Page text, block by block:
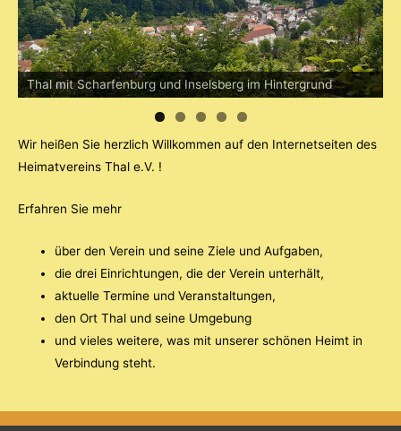
Thal mit Scharfenburg und Inselsberg im Hintergrund
Wir heißen Sie herzlich Willkommen auf den Internetseiten des
Heimatvereins Thal e.V. !
Erfahren Sie mehr
über den Verein und seine Ziele und Aufgaben,
die drei Einrichtungen, die der Verein unterhält,
aktuelle Termine und Veranstaltungen,
den Ort Thal und seine Umgebung
und vieles weitere, was mit unserer schönen Heimt in
Verbindung steht.